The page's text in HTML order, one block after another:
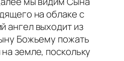
на облаке с
ангел выходит из
Божьему пожать
земле, поскольку